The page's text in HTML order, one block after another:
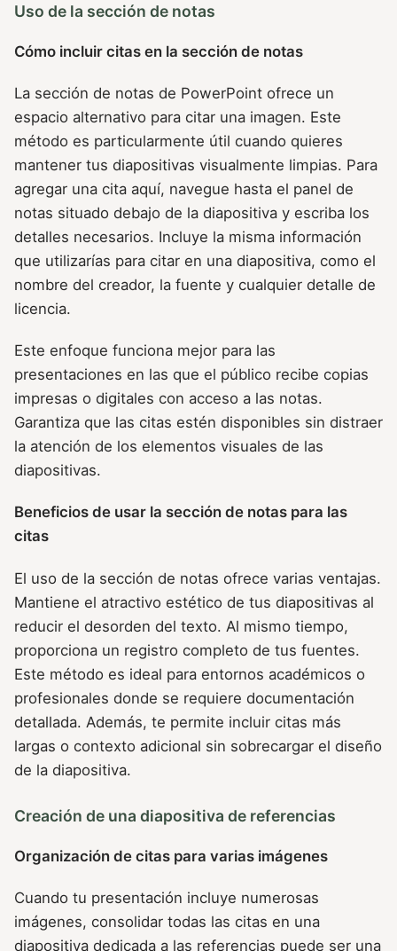
Uso de la sección de notas
Cómo incluir citas en la sección de notas
La sección de notas de PowerPoint ofrece un
espacio alternativo para citar una imagen. Este
método es particularmente útil cuando quieres
mantener tus diapositivas visualmente limpias. Para
agregar una cita aquí, navegue hasta el panel de
notas situado debajo de la diapositiva y escriba los
detalles necesarios. Incluye la misma información
que utilizarías para citar en una diapositiva, como el
nombre del creador, la fuente y cualquier detalle de
licencia.
Este enfoque funciona mejor para las
presentaciones en las que el público recibe copias
impresas o digitales con acceso a las notas.
Garantiza que las citas estén disponibles sin distraer
la atención de los elementos visuales de las
diapositivas.
Beneficios de usar la sección de notas para las
citas
El uso de la sección de notas ofrece varias ventajas.
Mantiene el atractivo estético de tus diapositivas al
reducir el desorden del texto. Al mismo tiempo,
proporciona un registro completo de tus fuentes.
Este método es ideal para entornos académicos o
profesionales donde se requiere documentación
detallada. Además, te permite incluir citas más
largas o contexto adicional sin sobrecargar el diseño
de la diapositiva.
Creación de una diapositiva de referencias
Organización de citas para varias imágenes
Cuando tu presentación incluye numerosas
imágenes, consolidar todas las citas en una
diapositiva dedicada a las referencias puede ser una